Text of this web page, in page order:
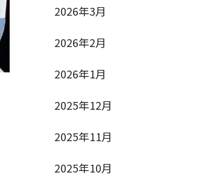
2026年3月
2026年2月
2026年1月
2025年12月
2025年11月
2025年10月